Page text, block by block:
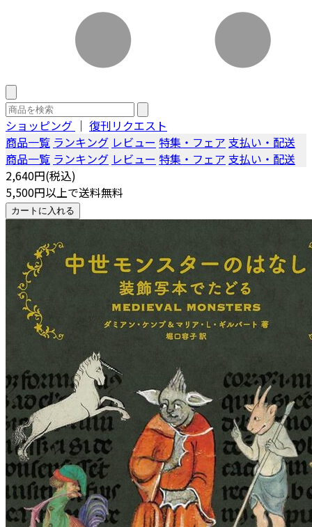
ショッピング ｜ 復刊リクエスト
商品一覧 ランキング レビュー 特集・フェア 支払い・配送
商品一覧 ランキング レビュー 特集・フェア 支払い・配送
2,640円(税込)
5,500円以上で送料無料
カートに入れる